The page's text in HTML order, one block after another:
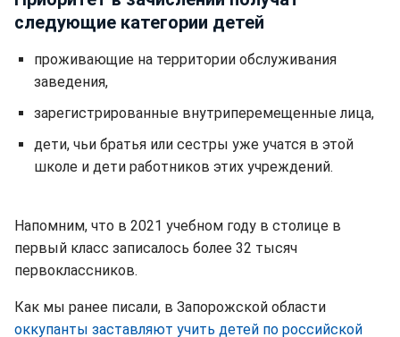
следующие категории детей
проживающие на территории обслуживания
заведения,
зарегистрированные внутриперемещенные лица,
дети, чьи братья или сестры уже учатся в этой
школе и дети работников этих учреждений.
Напомним, что в 2021 учебном году в столице в
первый класс записалось более 32 тысяч
первоклассников.
Как мы ранее писали, в Запорожской области
оккупанты заставляют учить детей по российской